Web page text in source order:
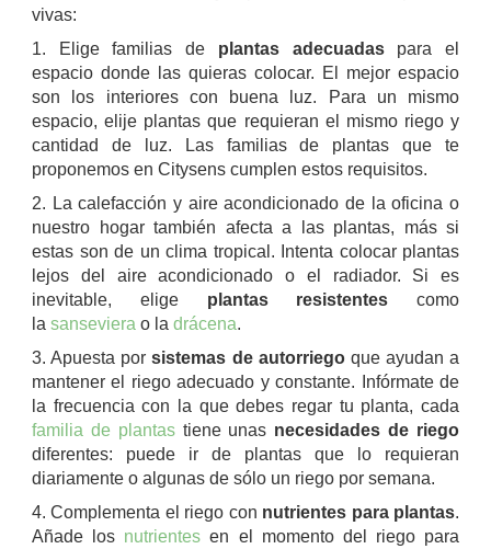
vivas:
1. Elige familias de plantas adecuadaspara el
espacio donde las quieras colocar. El mejor espacio
son los interiores con buena luz. Para un mismo
espacio, elije plantas que requieran el mismo riego y
cantidad de luz. Las familias de plantas que te
proponemos en Citysens cumplen estos requisitos.
2. La calefacción y aire acondicionado de la oficina o
nuestro hogar también afecta a las plantas, más si
estas son de un clima tropical. Intenta colocar plantas
lejos del aire acondicionado o el radiador. Si es
inevitable, elige plantas resistentes como
la sanseviera o la drácena.
3. Apuesta porsistemas de autorriegoque ayudan a
mantener el riego adecuado y constante. Infórmate de
la frecuencia con la que debes regar tu planta, cada
familia de plantas tiene unas necesidades de riego
diferentes: puede ir de plantas que lo requieran
diariamente o algunas de sólo un riego por semana.
4. Complementa el riego con nutrientes para plantas.
Añade los nutrientes en el momento del riego para